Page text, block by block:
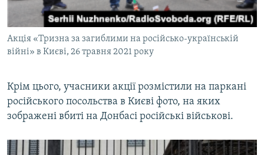
Акція «Тризна за загиблими на російсько-українській
війні» в Києві, 26 травня 2021 року
Крім цього, учасники акції розмістили на паркані
російського посольства в Києві фото, на яких
зображені вбиті на Донбасі російські військові.